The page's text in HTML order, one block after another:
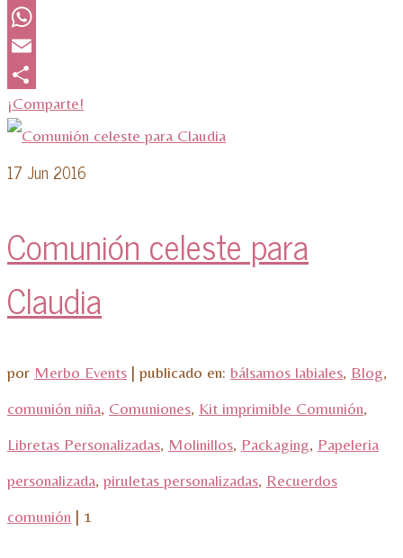
Twitter
WhatsApp
Email
¡Comparte!
17 Jun 2016
Comunión celeste para
Claudia
por Merbo Events | publicado en: bálsamos labiales, Blog,
comunión niña, Comuniones, Kit imprimible Comunión,
Libretas Personalizadas, Molinillos, Packaging, Papeleria
personalizada, piruletas personalizadas, Recuerdos
comunión | 1